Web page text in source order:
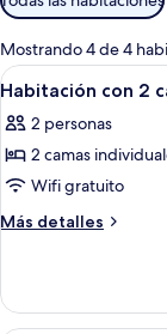
disponibles
para
las
habitaciones
Mostrando 4 de 4
Abrir
todas
las
fotos
de
Habitación
camas
individuales
1
Habitación con 2
2 personas
2 camas
Wifi gratuito
Más detalles
Más
con